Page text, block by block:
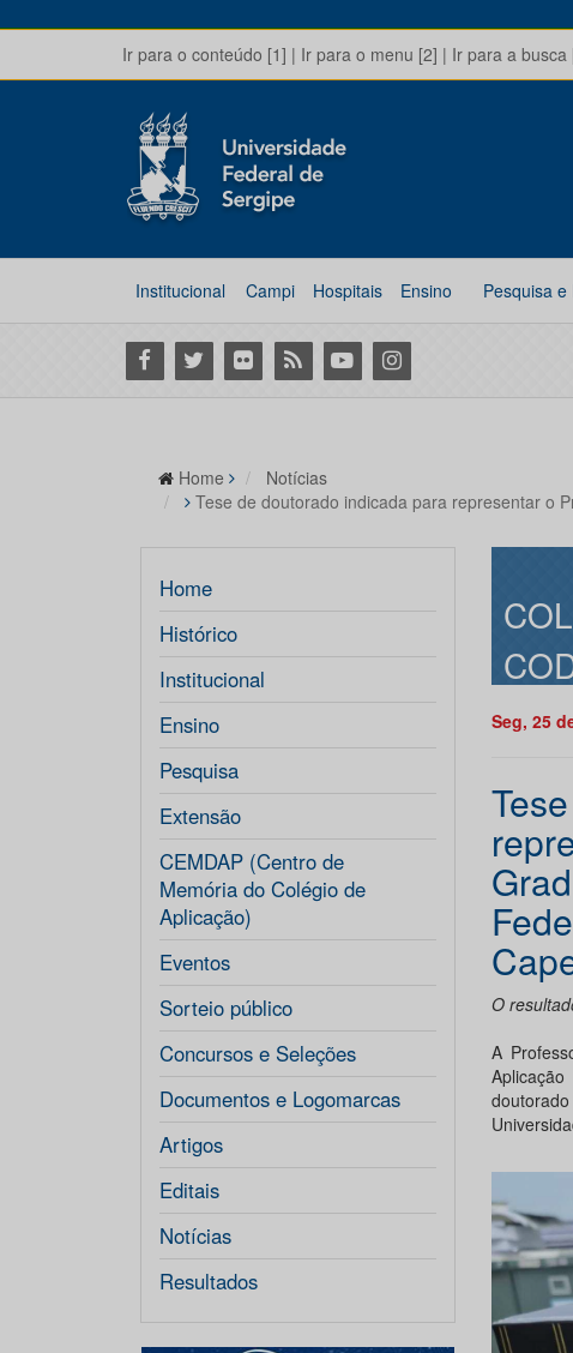
Ir para o conteúdo [1] | Ir para o menu [2] | Ir para a busca
Institucional Campi Hospitais Ensino Pesquisa e
Facebook
Twitter Flickr RSS YoutubeInstagram
Home
Notícias
Tese de doutorado indicada para representar o
Home
Histórico
Institucional
Ensino
Pesquisa
Extensão
CEMDAP (Centro de
Memória do Colégio de
Aplicação)
Eventos
Sorteio público
Concursos e Seleções
Documentos e Logomarcas
Artigos
Editais
Notícias
Resultados
Seg, 25
O
A